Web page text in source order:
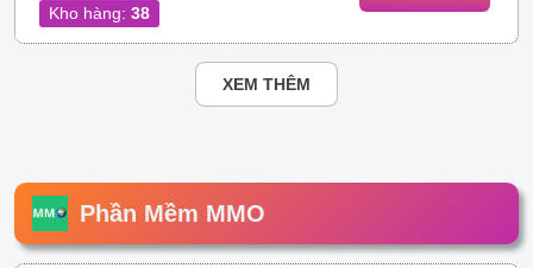
Kho hàng: 38
XEM THÊM
Phần Mềm MMO